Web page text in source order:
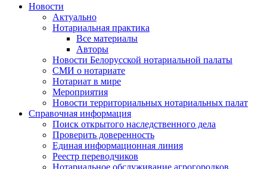
Новости
Актуально
Нотариальная практика
Все материалы
Авторы
Новости Белорусской нотариальной палаты
СМИ о нотариате
Нотариат в мире
Мероприятия
Новости территориальных нотариальных палат
Справочная информация
Поиск открытого наследственного дела
Проверить доверенность
Единая информационная линия
Реестр переводчиков
Нотариальное обслуживание агрогородков